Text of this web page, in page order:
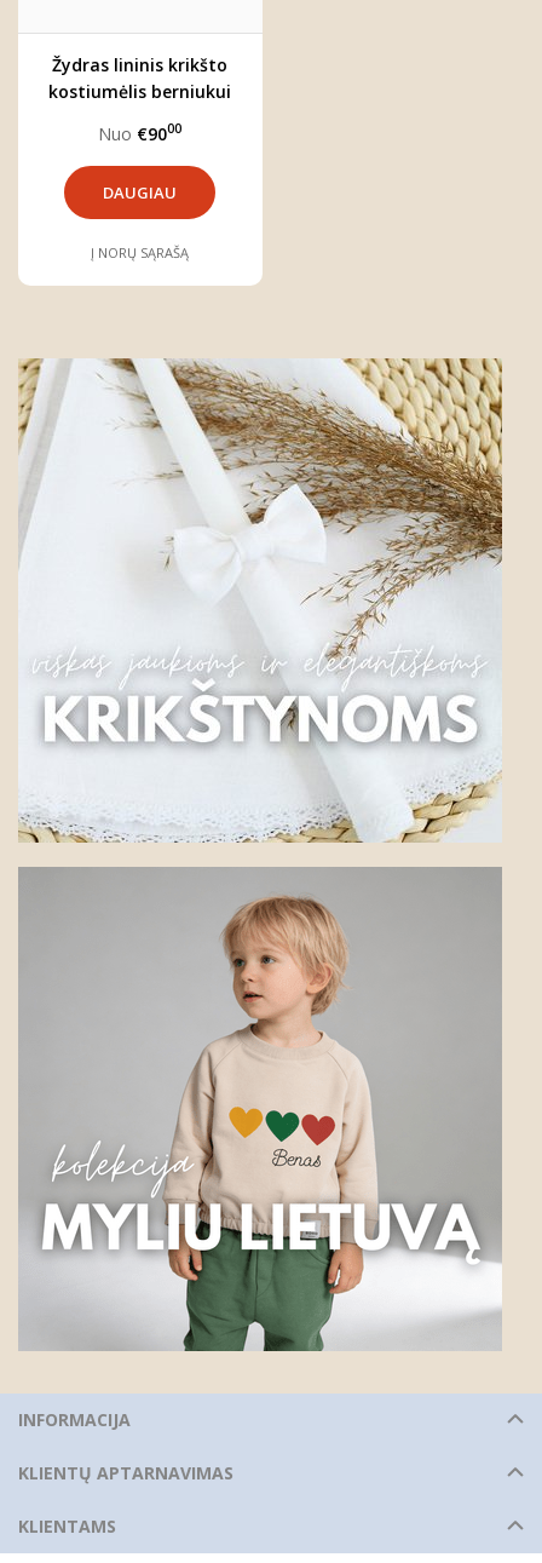
Žydras lininis krikšto
kostiumėlis berniukui
Nuo €9000
DAUGIAU
Į NORŲ SĄRAŠĄ
INFORMACIJA
KLIENTŲ APTARNAVIMAS
KLIENTAMS